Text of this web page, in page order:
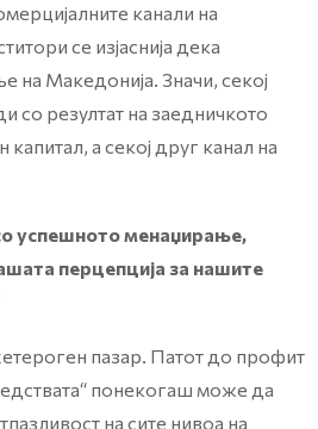
канали на
се изјаснија дека
на Македонија. Значи, секој
со резултат на заедничкото
а секој друг канал на
успешното менаџирање,
перцепција за нашите
пазар. Патот до профит
понекогаш може да
на сите нивоа на